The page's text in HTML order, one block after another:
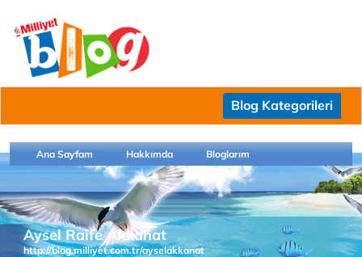
Blog Kategorileri
Ana Sayfam Hakkımda Bloglarım
Aysel Raife Akkanat
http://blog.milliyet.com.tr/ayselakkanat